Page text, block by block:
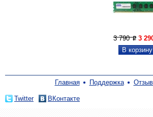
3 790P 3
Главная Поддержка
Twitter ВКонтакте